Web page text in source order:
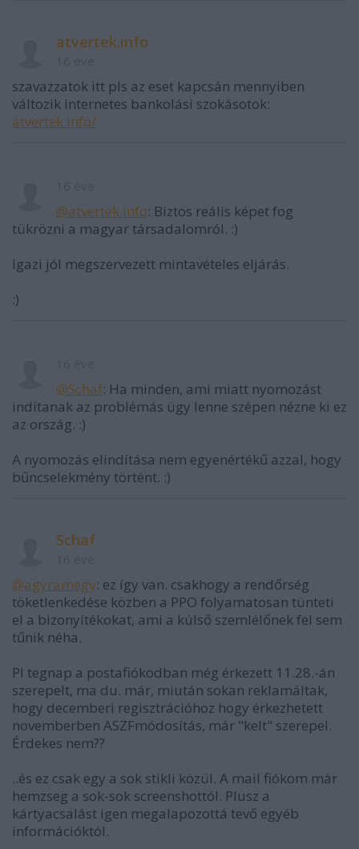
atvertek.info
szavazzatok itt pls az eset kapcsán mennyiben
változik internetes bankolási szokásotok:
atvertek.info/
@atvertek.info: Biztos reális képet fog
tükrözni a magyar társadalomról. :)
Igazi jól megszervezett mintavételes eljárás.
:)
@Schaf: Ha minden, ami miatt nyomozást
indítanak az problémás ügy lenne szépen nézne ki ez
az ország. :)
A nyomozás elindítása nem egyenértékű azzal, hogy
bűncselekmény történt. :)
Schaf
@agyramegy: ez így van. csakhogy a rendőrség
töketlenkedése közben a PPO folyamatosan tünteti
el a bizonyítékokat, ami a kúlső szemlélőnek fel sem
tűnik néha.
Pl tegnap a postafiókodban még érkezett 11.28.-án
szerepelt, ma du. már, miután sokan reklamáltak,
hogy decemberi regisztrációhoz hogy érkezhetett
novemberben ASZFmódosítás, már "kelt" szerepel.
Érdekes nem??
..és ez csak egy a sok stikli közül. A mail fiókom már
hemzseg a sok-sok screenshottól. Plusz a
kártyacsalást igen megalapozottá tevő egyéb
információktól.